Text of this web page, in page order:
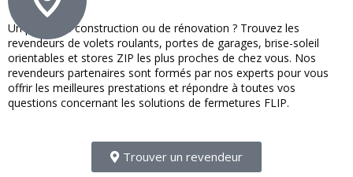
Un projet de construction ou de rénovation ? Trouvez les
revendeurs de volets roulants, portes de garages, brise-soleil
orientables et stores ZIP les plus proches de chez vous. Nos
revendeurs partenaires sont formés par nos experts pour vous
offrir les meilleures prestations et répondre à toutes vos
questions concernant les solutions de fermetures FLIP.
Trouver un revendeur